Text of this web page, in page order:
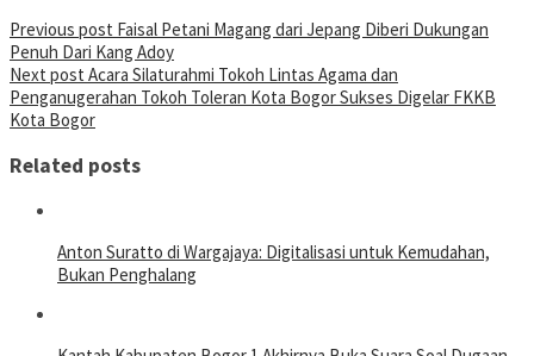
Previous post Faisal Petani Magang dari Jepang Diberi Dukungan
Penuh Dari Kang Adoy
Next post Acara Silaturahmi Tokoh Lintas Agama dan
Penganugerahan Tokoh Toleran Kota Bogor Sukses Digelar FKKB
Kota Bogor
Related posts
Anton Suratto di Wargajaya: Digitalisasi untuk Kemudahan,
Bukan Penghalang